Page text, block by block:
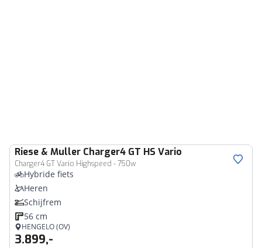
Riese & Muller Charger4 GT HS Vario
Charger4 GT Vario Highspeed - 750w
Hybride fiets
Heren
Schijfrem
56 cm
HENGELO (OV)
3.899,-